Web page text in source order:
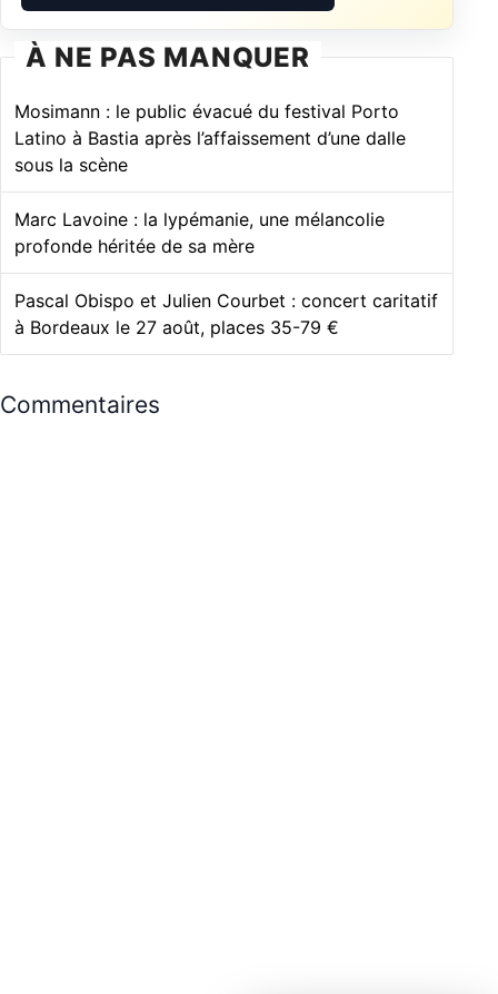
À NE PAS MANQUER
Mosimann : le public évacué du festival Porto
Latino à Bastia après l’affaissement d’une dalle
sous la scène
Marc Lavoine : la lypémanie, une mélancolie
profonde héritée de sa mère
Pascal Obispo et Julien Courbet : concert caritatif
à Bordeaux le 27 août, places 35-79 €
Commentaires